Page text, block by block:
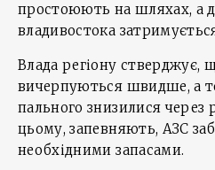
простоюють на шляхах, а
владивостока
Влада регіону стверджує,
вичерпуються швидше, а
пального знизилися через
цьому, запевняють, АЗС
необхідними запасами.